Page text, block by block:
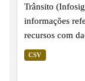
Bombeiros,
Trânsito
informações
recursos com
Estado de São
são
CSV